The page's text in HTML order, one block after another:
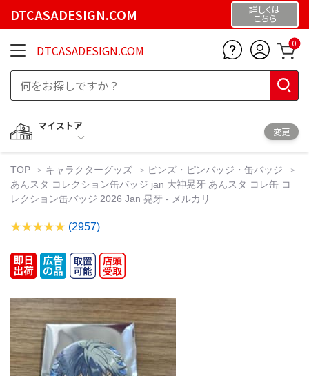
DTCASADESIGN.COM 詳しくは
こちら
DTCASADESIGN.COM 0
マイストア
変更
TOP キャラクターグッズ
ピンズ・ピンバッジ・缶バッジ
あんスタ コレクション缶バッジ jan 大神晃牙 あんスタ コレ缶 コ
レクション缶バッジ 2026 Jan 晃牙 - メルカリ
(2957)